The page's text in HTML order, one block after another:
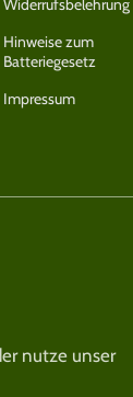
Widerrufsbelehrung
Hinweise zum
Batteriegesetz
Impressum
nutze unser